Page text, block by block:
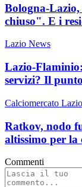
Bologna-
chiuso". E i
Lazio News
Lazio-
servizi? Il punto
Calciomercato Lazio
Ratkov, nodo
altissimo per la
Commenti